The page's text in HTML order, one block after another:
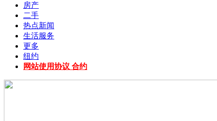
房产
二手
热点新闻
生活服务
更多
纽约
网站使用协议 合约